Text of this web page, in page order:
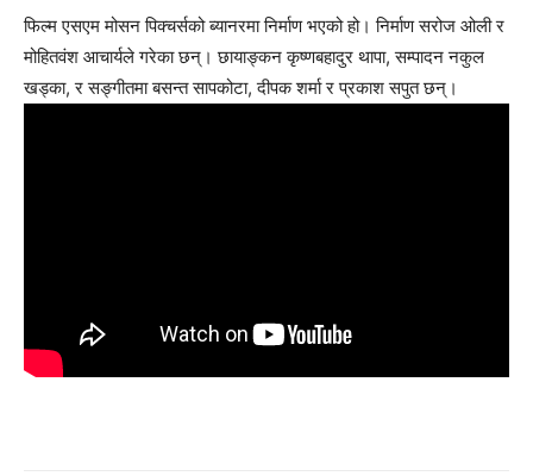
फिल्म एसएम मोसन पिक्चर्सको ब्यानरमा निर्माण भएको हो। निर्माण सरोज ओली र
मोहितवंश आचार्यले गरेका छन्। छायाङ्कन कृष्णबहादुर थापा, सम्पादन नकुल
खड्का, र सङ्गीतमा बसन्त सापकोटा, दीपक शर्मा र प्रकाश सपुत छन्।